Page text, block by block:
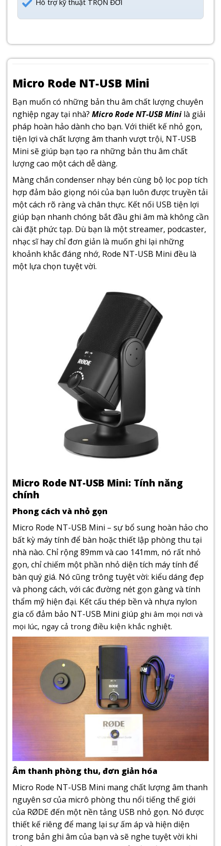
Hỗ trợ kỹ thuật TRỌN ĐỜI
Micro Rode NT-USB Mini
Bạn muốn có những bản thu âm chất lượng chuyên
nghiệp ngay tại nhà? Micro Rode NT-USB Mini là giải
pháp hoàn hảo dành cho bạn. Với thiết kế nhỏ gọn,
tiện lợi và chất lượng âm thanh vượt trội, NT-USB
Mini sẽ giúp bạn tạo ra những bản thu âm chất
lượng cao một cách dễ dàng.
Màng chắn condenser nhạy bén cùng bộ lọc pop tích
hợp đảm bảo giọng nói của bạn luôn được truyền tải
một cách rõ ràng và chân thực. Kết nối USB tiện lợi
giúp bạn nhanh chóng bắt đầu ghi âm mà không cần
cài đặt phức tạp. Dù bạn là một streamer, podcaster,
nhạc sĩ hay chỉ đơn giản là muốn ghi lại những
khoảnh khắc đáng nhớ, Rode NT-USB Mini đều là
một lựa chọn tuyệt vời.
Micro Rode NT-USB Mini: Tính năng
chính
Phong cách và nhỏ gọn
Micro Rode NT-USB Mini – sự bổ sung hoàn hảo cho
bất kỳ máy tính để bàn hoặc thiết lập phòng thu tại
nhà nào. Chỉ rộng 89mm và cao 141mm, nó rất nhỏ
gọn, chỉ chiếm một phần nhỏ diện tích máy tính để
bàn quý giá. Nó cũng trông tuyệt vời: kiểu dáng đẹp
và phong cách, với các đường nét gọn gàng và tính
thẩm mỹ hiện đại. Kết cấu thép bền và nhựa nylon
gia cố đảm bảo NT-USB Mini giúp ghi âm mọi nơi và
mọi lúc, ngay cả trong điều kiện khắc nghiệt.
Âm thanh phòng thu, đơn giản hóa
Micro Rode NT-USB Mini mang chất lượng âm thanh
nguyên sơ của micrô phòng thu nổi tiếng thế giới
của RØDE đến một nền tảng USB nhỏ gọn. Nó được
thiết kế riêng để mang lại sự ấm áp và hiện diện
trong bản ghi âm của bạn và sẽ nghe tuyệt vời khi